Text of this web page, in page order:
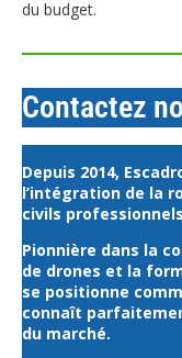
du budget.
Contactez
Depuis 2014,
l’intégration de la
civils
Pionnière dans la
de drones et la
se positionne
connaît
du marché.